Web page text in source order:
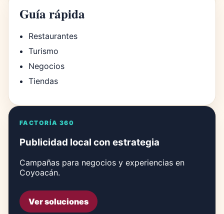
Guía rápida
Restaurantes
Turismo
Negocios
Tiendas
FACTORÍA 360
Publicidad local con estrategia
Campañas para negocios y experiencias en
Coyoacán.
Ver soluciones